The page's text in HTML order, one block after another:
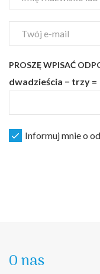
PROSZĘ WPISAĆ
dwadzieścia − trzy =
Informuj mnie o
O nas